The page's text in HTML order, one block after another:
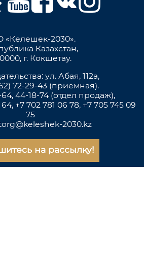
«Келешек-2030».
Казахстан,
г. Кокшетау.
ул. Абая, 112а,
72-29-43 (приемная).
64, 44-18-74 (отдел продаж),
+7 702 781 06 78, +7 705 745 09
75
2030.kz
на рассылку!